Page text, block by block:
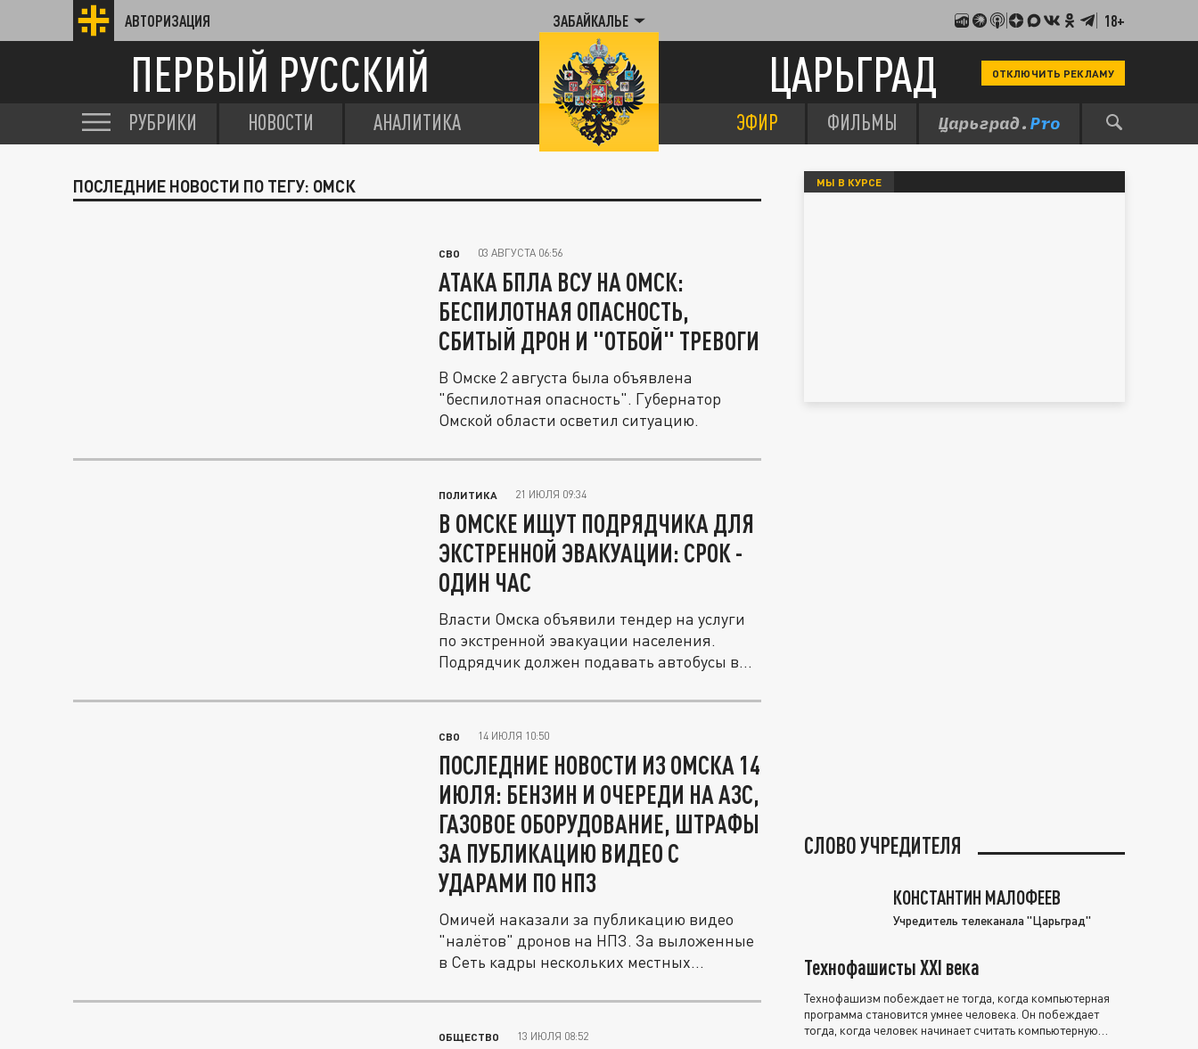
АВТОРИЗАЦИЯ ЗАБАЙКАЛЬЕ 18+
ПЕРВЫЙ РУССКИЙ ЦАРЬГРАД ОТКЛЮЧИТЬ РЕКЛАМУ
РУБРИКИ НОВОСТИ АНАЛИТИКА ЭФИР ФИЛЬМЫ
ПОСЛЕДНИЕ НОВОСТИ ПО ТЕГУ: ОМСК
СВО 03 АВГУСТА 06:56
АТАКА БПЛА ВСУ НА ОМСК:
БЕСПИЛОТНАЯ ОПАСНОСТЬ,
СБИТЫЙ ДРОН И "ОТБОЙ" ТРЕВОГИ
В Омске 2 августа была объявлена
"беспилотная опасность". Губернатор
Омской области осветил ситуацию.
ПОЛИТИКА 21 ИЮЛЯ 09:34
В ОМСКЕ ИЩУТ ПОДРЯДЧИКА ДЛЯ
ЭКСТРЕННОЙ ЭВАКУАЦИИ: СРОК -
ОДИН ЧАС
Власти Омска объявили тендер на услуги
по экстренной эвакуации населения.
Подрядчик должен подавать автобусы в...
СВО 14 ИЮЛЯ 10:50
ПОСЛЕДНИЕ НОВОСТИ ИЗ ОМСКА 14
ИЮЛЯ: БЕНЗИН И ОЧЕРЕДИ НА АЗС,
ГАЗОВОЕ ОБОРУДОВАНИЕ, ШТРАФЫ
ЗА ПУБЛИКАЦИЮ ВИДЕО С
УДАРАМИ ПО НПЗ
Омичей наказали за публикацию видео
"налётов" дронов на НПЗ. За выложенные
в Сеть кадры нескольких местных...
ОБЩЕСТВО 13 ИЮЛЯ 08:52
МЫ В КУРСЕ
СЛОВО УЧРЕДИТЕЛЯ
КОНСТАНТИН МАЛОФЕЕВ
Учредитель телеканала "Царьград"
Технофашисты XXI века
Технофашизм побеждает не тогда, когда компьютерная
программа становится умнее человека. Он побеждает
тогда, когда человек начинает считать компьютерную